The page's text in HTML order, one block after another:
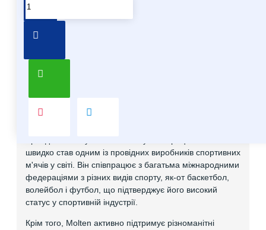
Molten – японський бренд, який спеціалізується на
м'ячах для різних видів спорту. Він відомий своєю
високою якістю та інноваційними технологіями, які
швидко став одним із провідних виробників спортивних
м'ячів у світі. Він співпрацює з багатьма міжнародними
федераціями з різних видів спорту, як-от баскетбол,
волейбол і футбол, що підтверджує його високий
статус у спортивній індустрії.
Крім того, Molten активно підтримує різноманітні